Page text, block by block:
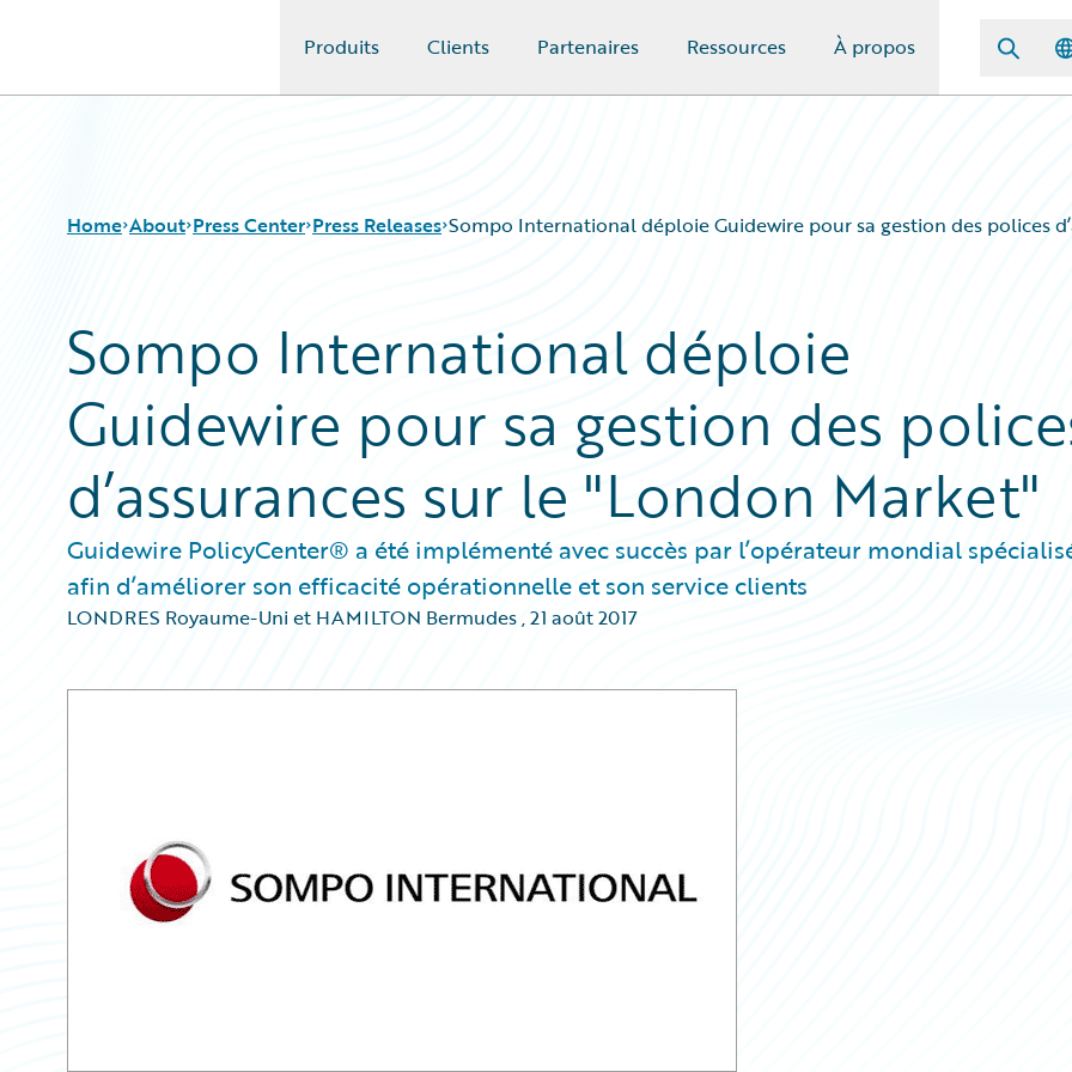
Produits Clients Partenaires Ressources À propos
Home About Press Center Press Releases Sompo International déploie Guidewire pour sa gestion des polices
Sompo International déploie
Guidewire pour sa gestion des
d’assurances sur le "London Market"
Guidewire PolicyCenter® a été implémenté avec succès par l’opérateur mondial
afin d’améliorer son efficacité opérationnelle et son service clients
LONDRES Royaume-Uni et HAMILTON Bermudes,21 août 2017